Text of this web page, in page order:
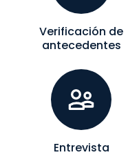
Verificación de
antecedentes
Entrevista